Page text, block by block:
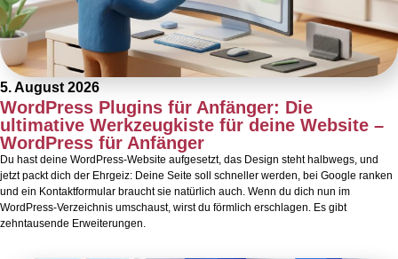
5. August 2026
WordPress Plugins für Anfänger: Die
ultimative Werkzeugkiste für deine Website –
WordPress für Anfänger
Du hast deine WordPress-Website aufgesetzt, das Design steht halbwegs, und
jetzt packt dich der Ehrgeiz: Deine Seite soll schneller werden, bei Google ranken
und ein Kontaktformular braucht sie natürlich auch. Wenn du dich nun im
WordPress-Verzeichnis umschaust, wirst du förmlich erschlagen. Es gibt
zehntausende Erweiterungen.